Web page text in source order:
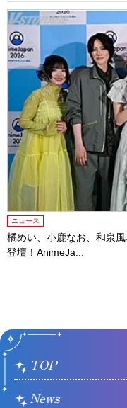
ニュース
橘めい、小鹿なお、和泉
登壇！AnimeJa...
TOP
News